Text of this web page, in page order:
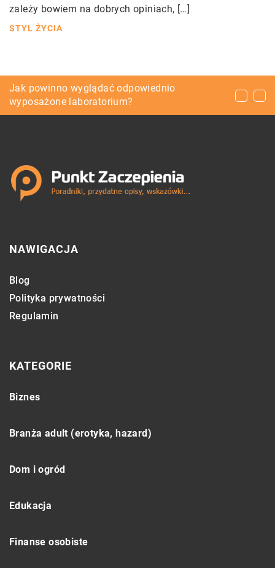
zależy bowiem na dobrych opiniach, […]
STYL ŻYCIA
Dlaczego lekarze powinni regularnie się
dokształcać?
Jak powinno wyglądać odpowiednio
wyposażone laboratorium?
Oddanie samochodu na złom – czy jest to
opłacalne?
NAWIGACJA
Blog
Polityka prywatności
Regulamin
KATEGORIE
Biznes
Branża adult (erotyka, hazard)
Dom i ogród
Edukacja
Finanse osobiste